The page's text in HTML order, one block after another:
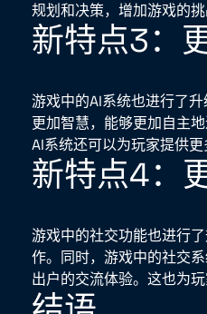
规划和决策，增加游戏的挑
新特点3：
游戏中的AI系统也进行了
更加智慧，能够更加自主
AI系统还可以为玩家提供
新特点4：
游戏中的社交功能也进行
作。同时，游戏中的社交
出户的交流体验。这也为